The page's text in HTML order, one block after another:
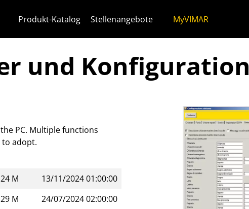
Produkt-Katalog Stellenangebote MyVIMAR
und Konfiguration
PC. Multiple functions
to adopt.
M
13/11/2024 01:00:00
M 24/07/2024 02:00:00